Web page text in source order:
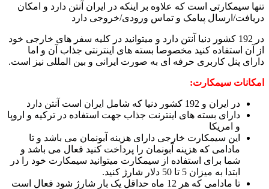
تنها سیمکارتی است که علاوه بر اینکه در ایران آنتن دارد و امکان
دریافت/ارسال پیامک و تماس ورودی/خروجی دارد
در 192 کشور دنیا آنتن دارد و میتوانید در کلیه سفر های خارجی خود
از آن استفاده کنید مخصوصا بسته های اینترنتی جذاب آن و اما
دارای پنل کاربری حرفه ای به صورت ایرانی و بین المللی نیز است.
امکانات سیمکارت:
در ایران و 192 کشور دنیا که شامل ایران است آنتن دارد
دارای بسته های اینترنت جذاب جهت استفاده در ترکیه و اروپا
و امریکا
این سیمکارت خارجی دارای هزینه آبونمان می باشد و تا
مادامی که هزینه آبونمان را پرداخت کنید فعال می باشد و
شما برای استفاده از سیمکارت میتوانید سیمکارت خود را در
ابتدا به میزان 5 تا 50 دلار شارژ کنید.
تا مادامی که هر 12 ماه حداقل یک بار شارژ شود فعال است